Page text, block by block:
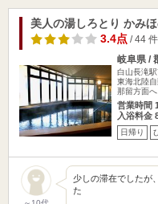
美人の湯しろとり かみ
3.4点/ 44 件
岐阜県 /
白山長滝
東海北陸
那留方面へ
営業時間
入浴料金
日帰り
少しの滞在でしたが
た